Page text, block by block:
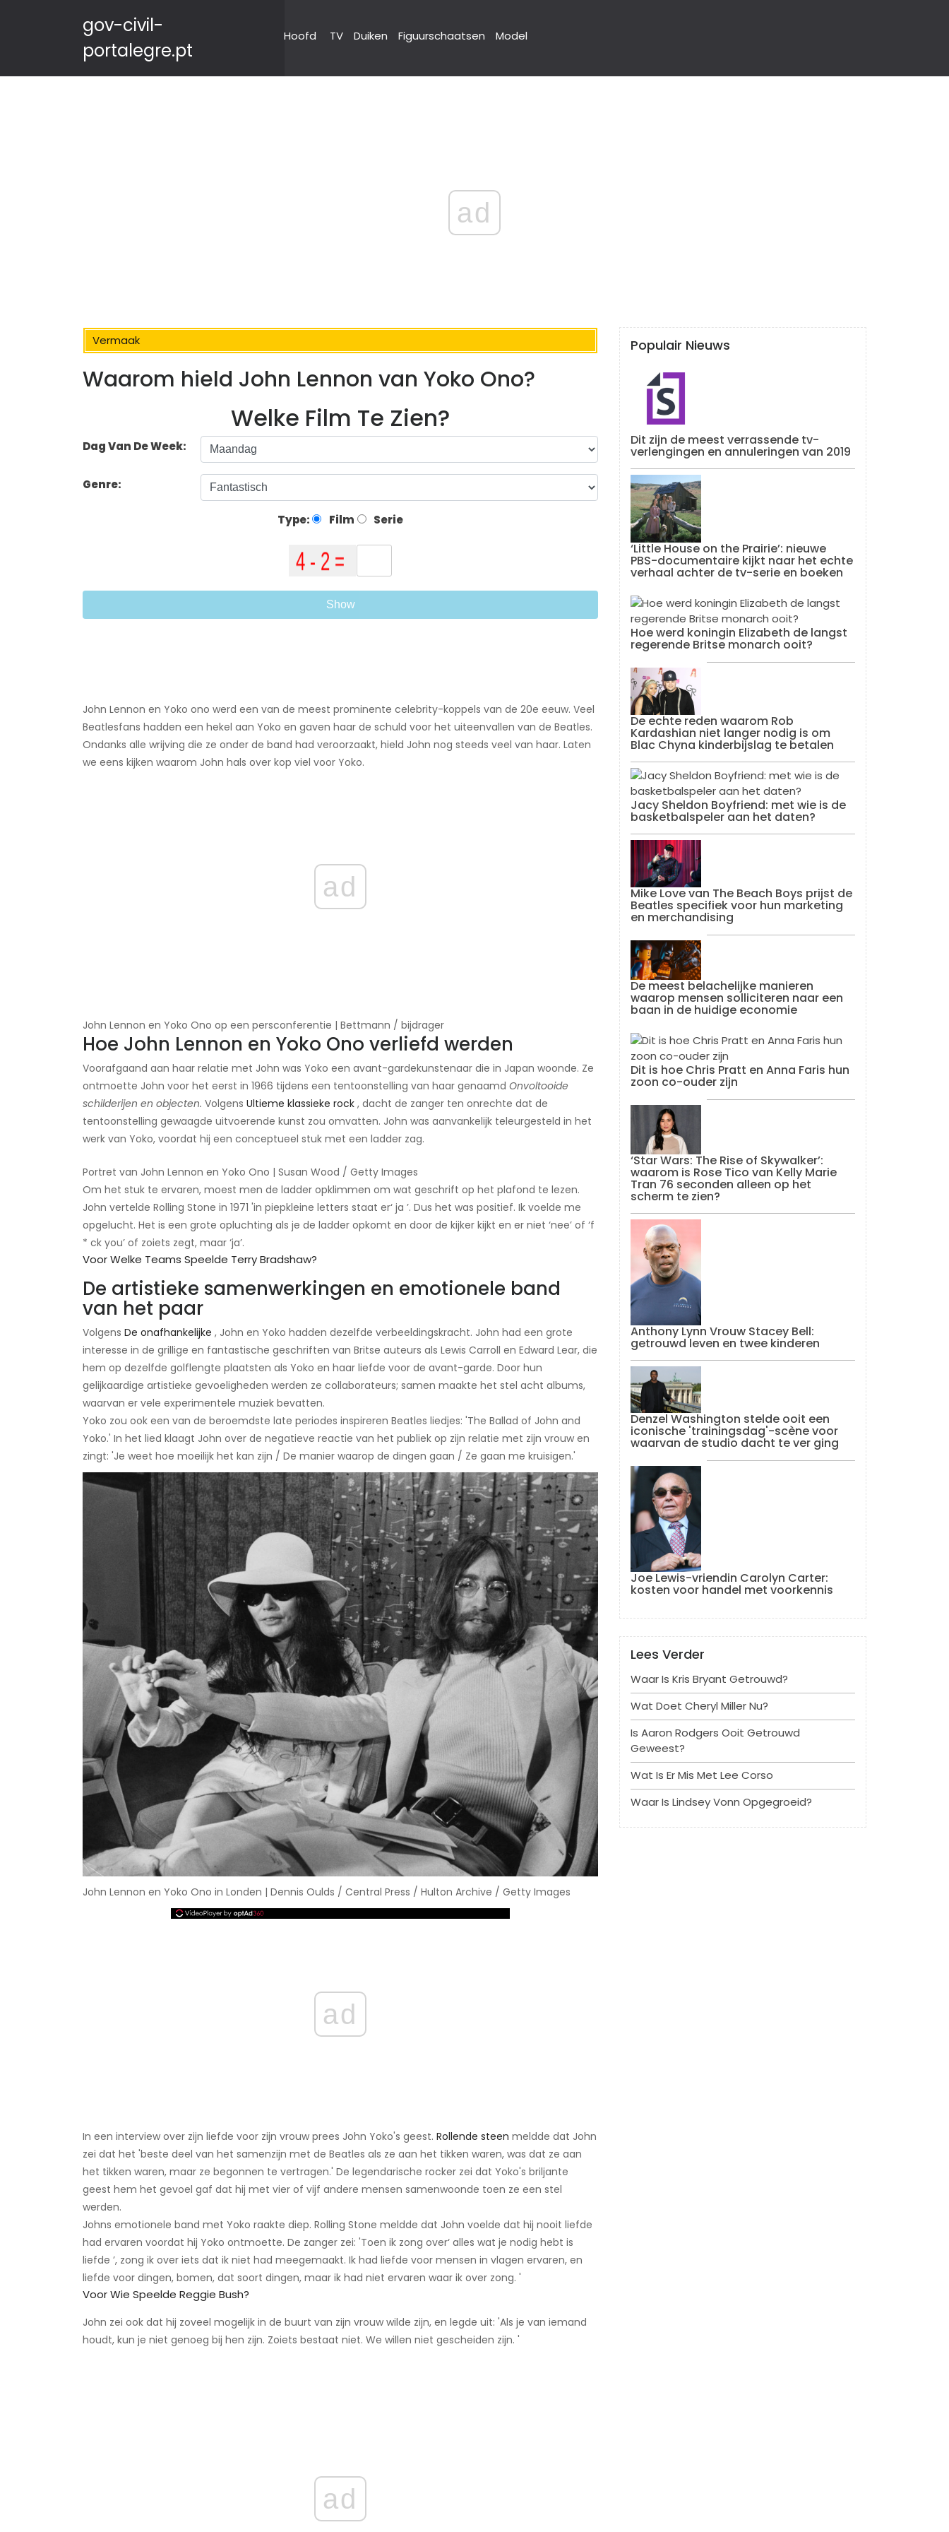
gov-civil-
portalegre.pt
Hoofd TV Duiken Figuurschaatsen Model
ad
Vermaak
Waarom hield John Lennon van Yoko Ono?
Welke Film Te Zien?
Dag Van De Week:
Genre:
Type: Film Serie
Show
John Lennon en Yoko ono werd een van de meest prominente celebrity-koppels van de 20e eeuw. Veel
Beatlesfans hadden een hekel aan Yoko en gaven haar de schuld voor het uiteenvallen van de Beatles.
Ondanks alle wrijving die ze onder de band had veroorzaakt, hield John nog steeds veel van haar. Laten
we eens kijken waarom John hals over kop viel voor Yoko.
ad
John Lennon en Yoko Ono op een persconferentie | Bettmann / bijdrager
Hoe John Lennon en Yoko Ono verliefd werden
Voorafgaand aan haar relatie met John was Yoko een avant-gardekunstenaar die in Japan woonde. Ze
ontmoette John voor het eerst in 1966 tijdens een tentoonstelling van haar genaamd Onvoltooide
schilderijen en objecten. Volgens Ultieme klassieke rock , dacht de zanger ten onrechte dat de
tentoonstelling gewaagde uitvoerende kunst zou omvatten. John was aanvankelijk teleurgesteld in het
werk van Yoko, voordat hij een conceptueel stuk met een ladder zag.
Portret van John Lennon en Yoko Ono | Susan Wood / Getty Images
Om het stuk te ervaren, moest men de ladder opklimmen om wat geschrift op het plafond te lezen.
John vertelde Rolling Stone in 1971 'in piepkleine letters staat er‘ ja ’. Dus het was positief. Ik voelde me
opgelucht. Het is een grote opluchting als je de ladder opkomt en door de kijker kijkt en er niet ‘nee’ of ‘f
* ck you’ of zoiets zegt, maar ‘ja’.
Voor Welke Teams Speelde Terry Bradshaw?
De artistieke samenwerkingen en emotionele band
van het paar
Volgens De onafhankelijke , John en Yoko hadden dezelfde verbeeldingskracht. John had een grote
interesse in de grillige en fantastische geschriften van Britse auteurs als Lewis Carroll en Edward Lear, die
hem op dezelfde golflengte plaatsten als Yoko en haar liefde voor de avant-garde. Door hun
gelijkaardige artistieke gevoeligheden werden ze collaborateurs; samen maakte het stel acht albums,
waarvan er vele experimentele muziek bevatten.
Yoko zou ook een van de beroemdste late periodes inspireren Beatles liedjes: 'The Ballad of John and
Yoko.' In het lied klaagt John over de negatieve reactie van het publiek op zijn relatie met zijn vrouw en
zingt: 'Je weet hoe moeilijk het kan zijn / De manier waarop de dingen gaan / Ze gaan me kruisigen.'
John Lennon en Yoko Ono in Londen | Dennis Oulds / Central Press / Hulton Archive / Getty Images
ad
In een interview over zijn liefde voor zijn vrouw prees John Yoko's geest. Rollende steen meldde dat John
zei dat het 'beste deel van het samenzijn met de Beatles als ze aan het tikken waren, was dat ze aan
het tikken waren, maar ze begonnen te vertragen.' De legendarische rocker zei dat Yoko's briljante
geest hem het gevoel gaf dat hij met vier of vijf andere mensen samenwoonde toen ze een stel
werden.
Johns emotionele band met Yoko raakte diep. Rolling Stone meldde dat John voelde dat hij nooit liefde
had ervaren voordat hij Yoko ontmoette. De zanger zei: 'Toen ik zong over‘ alles wat je nodig hebt is
liefde ’, zong ik over iets dat ik niet had meegemaakt. Ik had liefde voor mensen in vlagen ervaren, en
liefde voor dingen, bomen, dat soort dingen, maar ik had niet ervaren waar ik over zong. '
Voor Wie Speelde Reggie Bush?
John zei ook dat hij zoveel mogelijk in de buurt van zijn vrouw wilde zijn, en legde uit: 'Als je van iemand
houdt, kun je niet genoeg bij hen zijn. Zoiets bestaat niet. We willen niet gescheiden zijn. '
ad
Populair Nieuws
Dit zijn de meest verrassende tv-
verlengingen en annuleringen van 2019
‘Little House on the Prairie’: nieuwe
PBS-documentaire kijkt naar het echte
verhaal achter de tv-serie en boeken
Hoe werd koningin Elizabeth de langst
regerende Britse monarch ooit?
De echte reden waarom Rob
Kardashian niet langer nodig is om
Blac Chyna kinderbijslag te betalen
Jacy Sheldon Boyfriend: met wie is de
basketbalspeler aan het daten?
Mike Love van The Beach Boys prijst de
Beatles specifiek voor hun marketing
en merchandising
De meest belachelijke manieren
waarop mensen solliciteren naar een
baan in de huidige economie
Dit is hoe Chris Pratt en Anna Faris hun
zoon co-ouder zijn
‘Star Wars: The Rise of Skywalker’:
waarom is Rose Tico van Kelly Marie
Tran 76 seconden alleen op het
scherm te zien?
Anthony Lynn Vrouw Stacey Bell:
getrouwd leven en twee kinderen
Denzel Washington stelde ooit een
iconische 'trainingsdag'-scène voor
waarvan de studio dacht te ver ging
Joe Lewis-vriendin Carolyn Carter:
kosten voor handel met voorkennis
Lees Verder
Waar Is Kris Bryant Getrouwd?
Wat Doet Cheryl Miller Nu?
Is Aaron Rodgers Ooit Getrouwd
Geweest?
Wat Is Er Mis Met Lee Corso
Waar Is Lindsey Vonn Opgegroeid?